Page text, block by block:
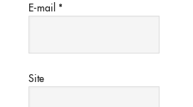
E-mail *
Site